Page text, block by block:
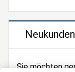
Sie möchten